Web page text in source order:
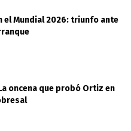
el Mundial 2026: triunfo ante
oncena que probó Ortiz en